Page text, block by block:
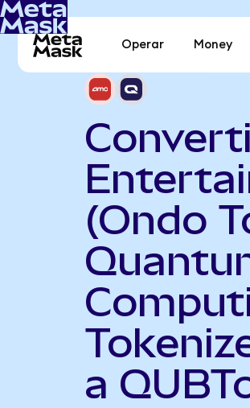
Operar Money
(Ondo
a